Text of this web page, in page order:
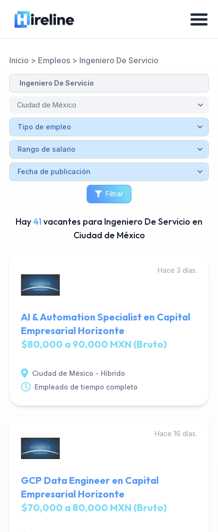
Inicio > Empleos> Ingeniero De Servicio
Filtrar
Hay 41 vacantes para Ingeniero De Servicio en
Ciudad de México
Hace 3 días.
AI & Automation Specialist en Capital
Empresarial Horizonte
$80,000 a 90,000 MXN (Bruto)
Ciudad de México - Híbrido
Empleado de tiempo completo
Hace 16 días.
GCP Data Engineer en Capital
Empresarial Horizonte
$70,000 a 80,000 MXN (Bruto)